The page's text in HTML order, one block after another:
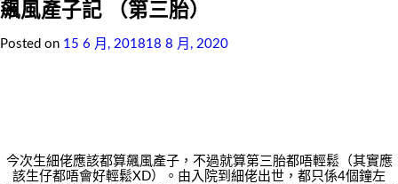
飆風產子記 （第三胎）
Posted on 15 6 月, 201818 8 月, 2020
今次生細佬應該都算飆風產子，不過就算第三胎都唔輕鬆（其實應
該生仔都唔會好輕鬆XD）。由入院到細佬出世，都只係4個鐘左